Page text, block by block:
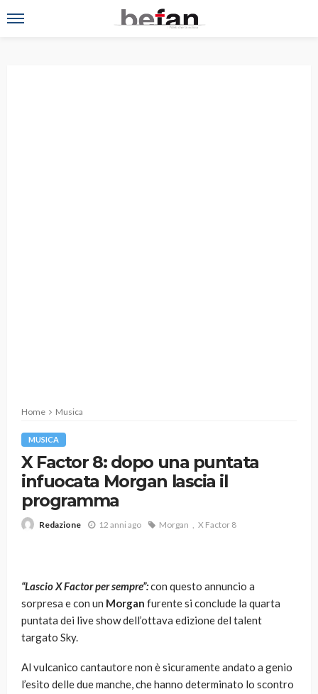
Home Musica
MUSICA
X Factor 8: dopo una puntata
infuocata Morgan lascia il
programma
Redazione 12 anni ago Morgan X Factor 8
“Lascio X Factor per sempre”:con questo annuncio a
sorpresa e con un Morgan furente si conclude la quarta
puntata dei live show dell’ottava edizione del talent
targato Sky.
Al vulcanico cantautore non è sicuramente andato a genio
l’esito delle due manche, che hanno determinato lo scontro